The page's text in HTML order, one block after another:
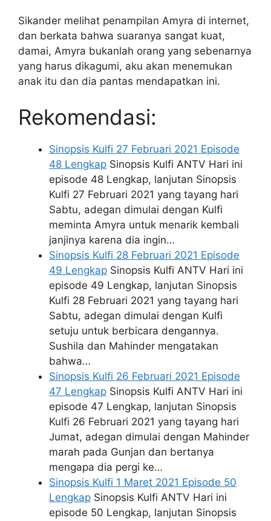
Sikander melihat penampilan Amyra di internet,
dan berkata bahwa suaranya sangat kuat,
damai, Amyra bukanlah orang yang sebenarnya
yang harus dikagumi, aku akan menemukan
anak itu dan dia pantas mendapatkan ini.
Rekomendasi:
Sinopsis Kulfi 27 Februari 2021 Episode
48 Lengkap Sinopsis Kulfi ANTV Hari ini
episode 48 Lengkap, lanjutan Sinopsis
Kulfi 27 Februari 2021 yang tayang hari
Sabtu, adegan dimulai dengan Kulfi
meminta Amyra untuk menarik kembali
janjinya karena dia ingin…
Sinopsis Kulfi 28 Februari 2021 Episode
49 Lengkap Sinopsis Kulfi ANTV Hari ini
episode 49 Lengkap, lanjutan Sinopsis
Kulfi 28 Februari 2021 yang tayang hari
Sabtu, adegan dimulai dengan Kulfi
setuju untuk berbicara dengannya.
Sushila dan Mahinder mengatakan
bahwa…
Sinopsis Kulfi 26 Februari 2021 Episode
47 Lengkap Sinopsis Kulfi ANTV Hari ini
episode 47 Lengkap, lanjutan Sinopsis
Kulfi 26 Februari 2021 yang tayang hari
Jumat, adegan dimulai dengan Mahinder
marah pada Gunjan dan bertanya
mengapa dia pergi ke…
Sinopsis Kulfi 1 Maret 2021 Episode 50
Lengkap Sinopsis Kulfi ANTV Hari ini
episode 50 Lengkap, lanjutan Sinopsis